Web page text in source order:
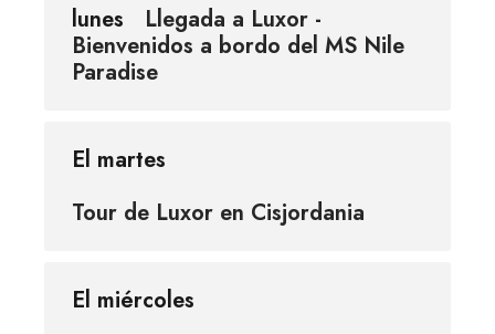
lunes
Llegada a Luxor -
Bienvenidos a bordo del MS Nile
Paradise
El martes
Tour de Luxor en Cisjordania
El miércoles